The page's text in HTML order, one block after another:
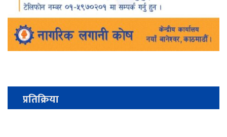
प्रतिक्रिया